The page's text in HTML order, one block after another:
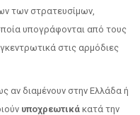
των στρατευσίμων,
υπογράφονται από τους
στις αρμόδιες
αν διαμένουν στην Ελλάδα ή
υποχρεωτικά κατά την